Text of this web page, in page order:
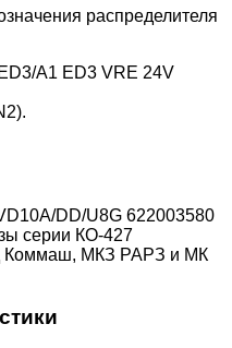
распределителя
A1 ED3 VRE 24V
DD/U8G 622003580
серии КО-427
Коммаш, MКЗ РАРЗ и МК